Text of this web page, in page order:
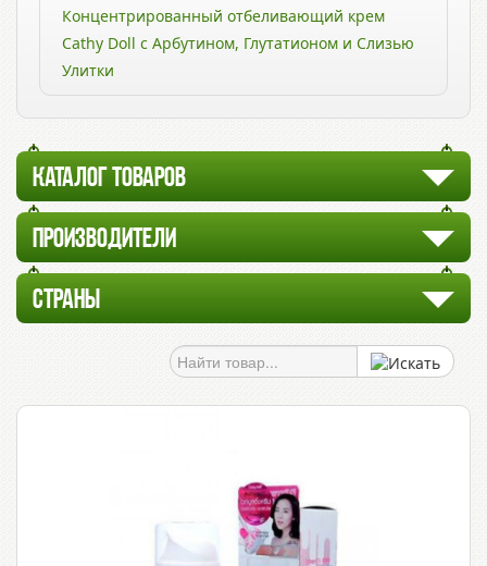
Концентрированный отбеливающий крем
Cathy Doll с Арбутином, Глутатионом и Слизью
Улитки
КАТАЛОГ ТОВАРОВ
ПРОИЗВОДИТЕЛИ
СТРАНЫ